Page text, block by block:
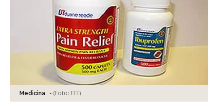
Medicina - (Foto: EFE)